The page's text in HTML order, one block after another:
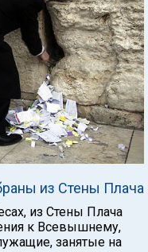
из Стены Плача
из Стены Плача
к Всевышнему,
занятые на